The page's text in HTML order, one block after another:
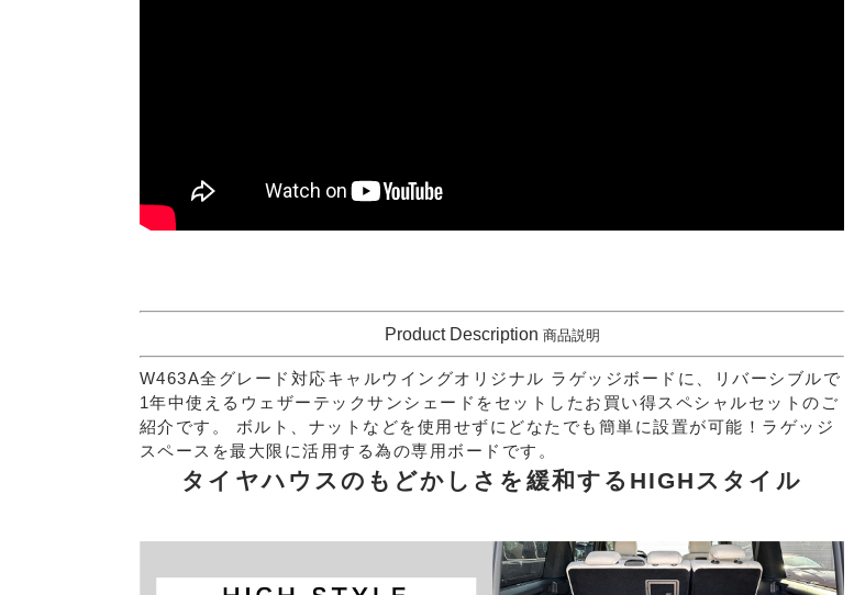
Product Description 商品説明
W463A全グレード対応キャルウイングオリジナル ラゲッジボードに、リバーシブルで
1年中使えるウェザーテックサンシェードをセットしたお買い得スペシャルセットのご
紹介です。
ボルト、ナットなどを使用せずにどなたでも簡単に設置が可能！ラゲッジ
スペースを最大限に活用する為の専用ボードです。
タイヤハウスのもどかしさを緩和するHIGHスタイル